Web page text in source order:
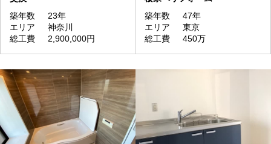
築年数
23年
エリア
神奈川
総工費
2,900,000円
築年数
47年
エリア
東京
総工費
450万